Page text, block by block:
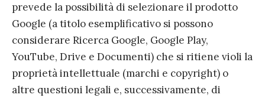
prevede la possibilità di selezionare il prodotto
Google (a titolo esemplificativo si possono
considerare Ricerca Google, Google Play,
YouTube, Drive e Documenti) che si ritiene violi la
proprietà intellettuale (marchi e copyright) o
altre questioni legali e, successivamente, di